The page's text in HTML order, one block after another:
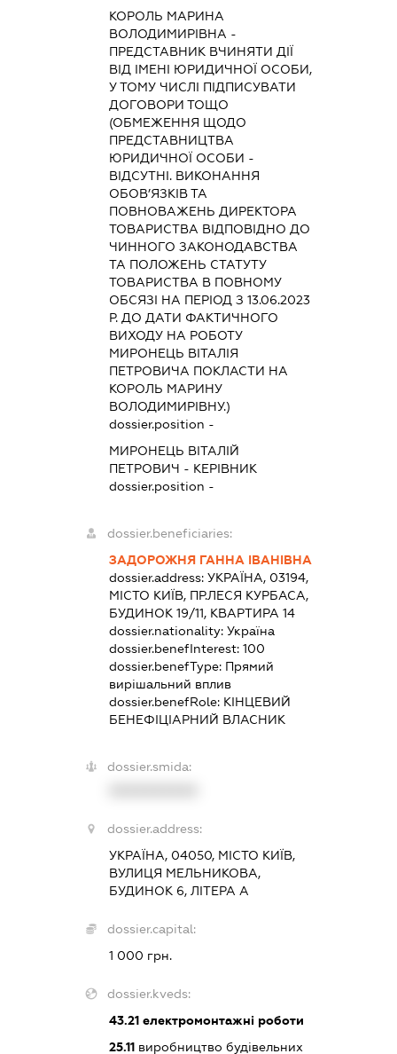
КОРОЛЬ МАРИНА
ВОЛОДИМИРІВНА -
ПРЕДСТАВНИК ВЧИНЯТИ ДІЇ
ВІД ІМЕНІ ЮРИДИЧНОЇ ОСОБИ,
У ТОМУ ЧИСЛІ ПІДПИСУВАТИ
ДОГОВОРИ ТОЩО
(ОБМЕЖЕННЯ ЩОДО
ПРЕДСТАВНИЦТВА
ЮРИДИЧНОЇ ОСОБИ -
ВІДСУТНІ. ВИКОНАННЯ
ОБОВ’ЯЗКІВ ТА
ПОВНОВАЖЕНЬ ДИРЕКТОРА
ТОВАРИСТВА ВІДПОВІДНО ДО
ЧИННОГО ЗАКОНОДАВСТВА
ТА ПОЛОЖЕНЬ СТАТУТУ
ТОВАРИСТВА В ПОВНОМУ
ОБСЯЗІ НА ПЕРІОД З 13.06.2023
Р. ДО ДАТИ ФАКТИЧНОГО
ВИХОДУ НА РОБОТУ
МИРОНЕЦЬ ВІТАЛІЯ
ПЕТРОВИЧА ПОКЛАСТИ НА
КОРОЛЬ МАРИНУ
ВОЛОДИМИРІВНУ.)
dossier.position -
МИРОНЕЦЬ ВІТАЛІЙ
ПЕТРОВИЧ - КЕРІВНИК
dossier.position -
dossier.beneficiaries:
ЗАДОРОЖНЯ ГАННА ІВАНІВНА
dossier.address:УКРАЇНА, 03194,
МІСТО КИЇВ, ПР.ЛЕСЯ КУРБАСА,
БУДИНОК 19/11, КВАРТИРА 14
dossier.nationality:Україна
dossier.benefInterest:100
dossier.benefType: Прямий
вирішальний вплив
dossier.benefRole: КІНЦЕВИЙ
БЕНЕФІЦІАРНИЙ ВЛАСНИК
dossier.smida:
dossier.address:
УКРАЇНА, 04050, МІСТО КИЇВ,
ВУЛИЦЯ МЕЛЬНИКОВА,
БУДИНОК 6, ЛІТЕРА А
dossier.capital:
1 000 грн.
dossier.kveds:
43.21 електромонтажні роботи
25.11 виробництво будівельних